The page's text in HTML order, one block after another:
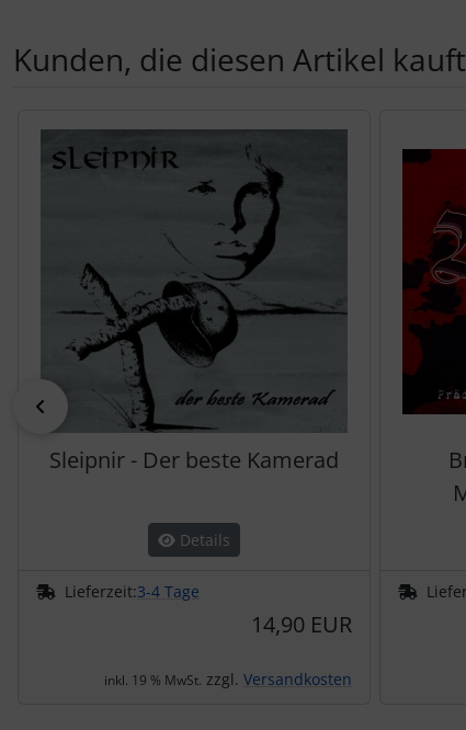
Kunden, die diesen Artikel
zurück
Sleipnir - Der beste Kamerad
Details
Lieferzeit:3-4 Tage
14,90 EUR
inkl. 19 % MwSt. zzgl. Versandkosten